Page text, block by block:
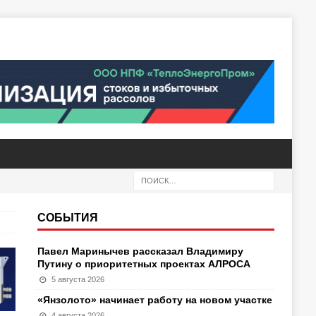
СОБЫТИЯ
Павел Маринычев рассказал Владимиру
Путину о приоритетных проектах АЛРОСА
5 августа 2026
«Янзолото» начинает работу на новом участке